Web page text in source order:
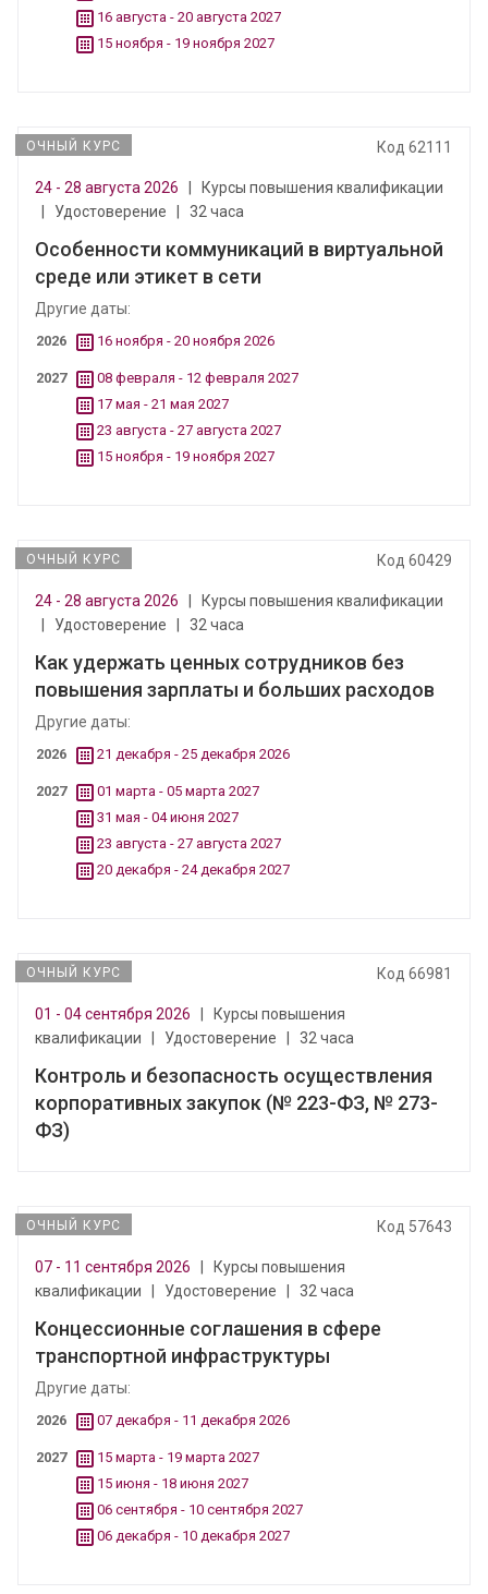
16 августа - 20 августа 2027
15 ноября - 19 ноября 2027
ОЧНЫЙ КУРС Код 62111
24 - 28 августа 2026
Курсы повышения квалификации
Удостоверение 32 часа
Особенности коммуникаций в виртуальной
среде или этикет в сети
Другие даты:
2026 16 ноября - 20 ноября 2026
2027
08 февраля - 12 февраля 2027
17 мая - 21 мая 2027
23 августа - 27 августа 2027
15 ноября - 19 ноября 2027
ОЧНЫЙ КУРС Код 60429
24 - 28 августа 2026
Курсы повышения квалификации
Удостоверение 32 часа
Как удержать ценных сотрудников без
повышения зарплаты и больших расходов
Другие даты:
2026 21 декабря - 25 декабря 2026
2027
01 марта - 05 марта 2027
31 мая - 04 июня 2027
23 августа - 27 августа 2027
20 декабря - 24 декабря 2027
ОЧНЫЙ КУРС Код 66981
01 - 04 сентября 2026
Курсы повышения
квалификации
Удостоверение 32 часа
Контроль и безопасность осуществления
корпоративных закупок (№ 223-ФЗ, № 273-
ФЗ)
ОЧНЫЙ КУРС Код 57643
07 - 11 сентября 2026
Курсы повышения
квалификации
Удостоверение 32 часа
Концессионные соглашения в сфере
транспортной инфраструктуры
Другие даты:
2026 07 декабря - 11 декабря 2026
2027
15 марта - 19 марта 2027
15 июня - 18 июня 2027
06 сентября - 10 сентября 2027
06 декабря - 10 декабря 2027